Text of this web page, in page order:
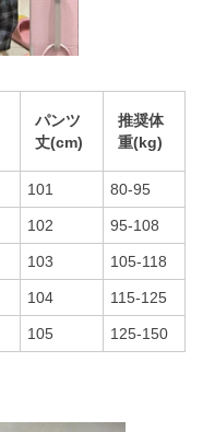
パンツ
丈(cm)
推奨体
重(kg)
101 80-95
102 95-108
103 105-118
104 115-125
105 125-150